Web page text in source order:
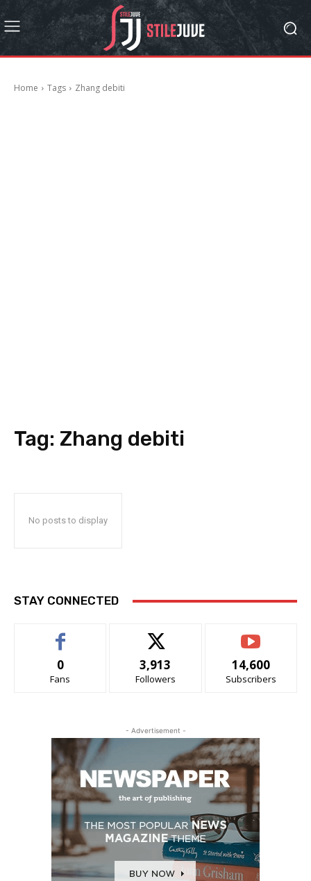
Home Tags Zhang debiti
Tag: Zhang debiti
No posts to display
STAY CONNECTED
0
Fans
3,913
Followers
14,600
Subscribers
- Advertisement -